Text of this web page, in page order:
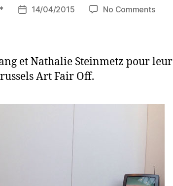
Post14/04/2015 No Commentson
OFF
et Nathalie Steinmetz pour leur
Art Fair Off.